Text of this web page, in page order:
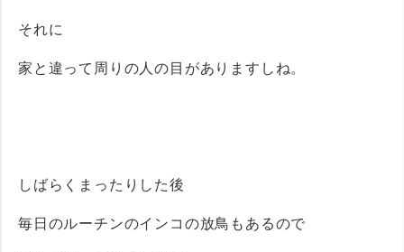
それに
家と違って周りの人の目がありますしね。
しばらくまったりした後
毎日のルーチンのインコの放鳥もあるので